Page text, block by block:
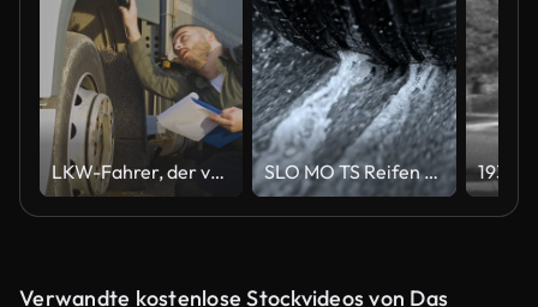
LKW-Fahrer, der vor der Fahrt Papierkram durchgeht. SLO MO TS Reifen eines Autos, das auf einer Asphaltstraße hart rutscht
Verwandte kostenlose Stockvideos von Das